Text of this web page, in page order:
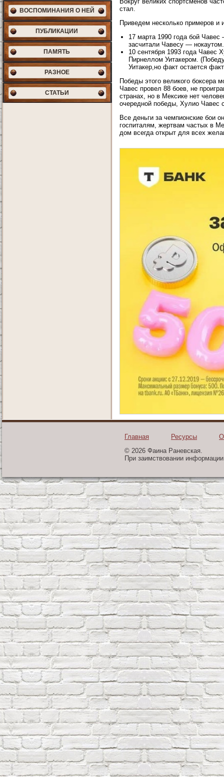
ВОСПОМИНАНИЯ О НЕЙ
ПУБЛИКАЦИИ
ПАМЯТЬ
РАЗНОЕ
СТАТЬИ
стал.
Приведем несколько примеров и
17 марта 1990 года бой
засчитали Чавесу —
10 сентября 1993 года Чавес
Пирнеллом Уитакером.
Уитакер,но факт остается
Победы этого великого боксера
Чавес провел 88 боев, не
странах, но в Мексике нет
очередной победы, Хулио Чавес
Все деньги за чемпионские бои
госпиталям, жертвам частых в
дом всегда открыт для всех
Главная Ресурсы
© 2026 Фаина Раневская.
При заимствовании